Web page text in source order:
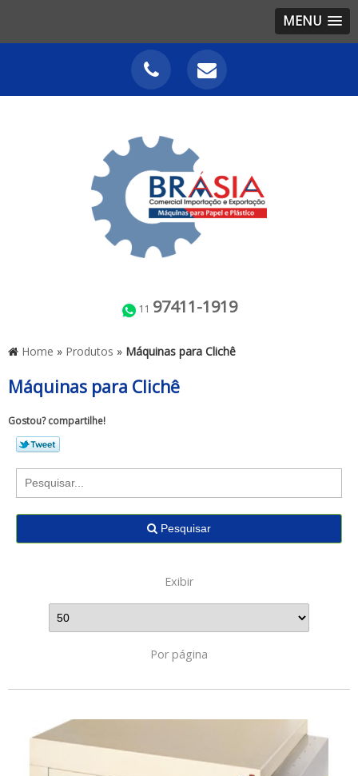
MENU
11 97411-1919
Home » Produtos » Máquinas para Clichê
Máquinas para Clichê
Gostou? compartilhe!
Pesquisar
Exibir
Por página